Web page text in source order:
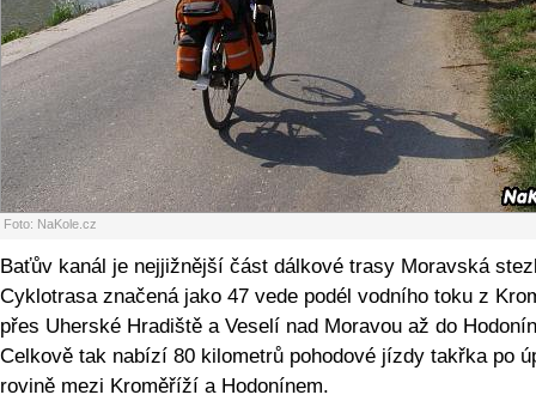
Foto: NaKole.cz
Baťův kanál je nejjižnější část dálkové trasy Moravská
Cyklotrasa značená jako 47 vede podél vodního toku z
přes Uherské Hradiště a Veselí nad Moravou až do
Celkově tak nabízí 80 kilometrů pohodové jízdy takřka po
rovině mezi Kroměříží a Hodonínem.